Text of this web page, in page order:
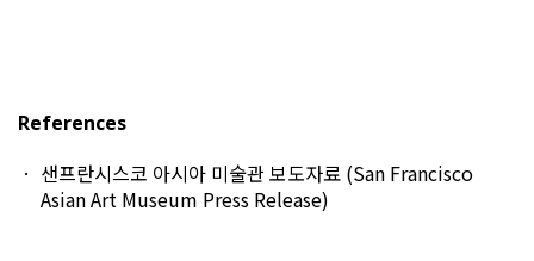
References
샌프란시스코 아시아 미술관 보도자료 (San Francisco
Asian Art Museum Press Release)